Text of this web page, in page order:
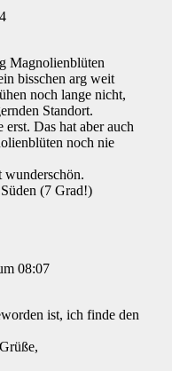
Magnolienblüten
bisschen arg weit
noch lange nicht,
Standort.
Das hat aber auch
noch nie
wunderschön.
(7 Grad!)
08:07
ist, ich finde den